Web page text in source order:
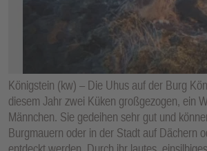
Königstein (kw) – Die Uhus auf der Burg
diesem Jahr zwei Küken großgezogen, ein
Männchen. Sie gedeihen sehr gut und
Burgmauern oder in der Stadt auf Dächern